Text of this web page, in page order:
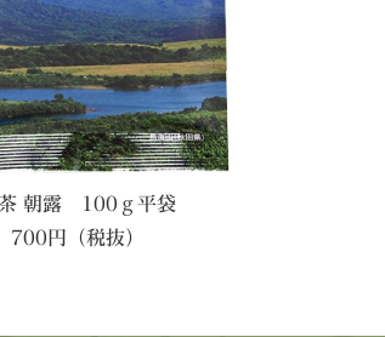
朝露 100ｇ平袋
700円（税抜）